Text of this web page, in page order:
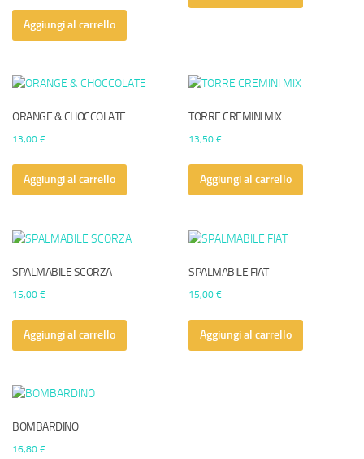
Aggiungi al carrello
ORANGE & CHOCCOLATE
13,00 €
Aggiungi al carrello
TORRE CREMINI MIX
13,50€
Aggiungi al carrello
SPALMABILE SCORZA
15,00 €
Aggiungi al carrello
SPALMABILE FIAT
15,00€
Aggiungi al carrello
BOMBARDINO
16,80 €